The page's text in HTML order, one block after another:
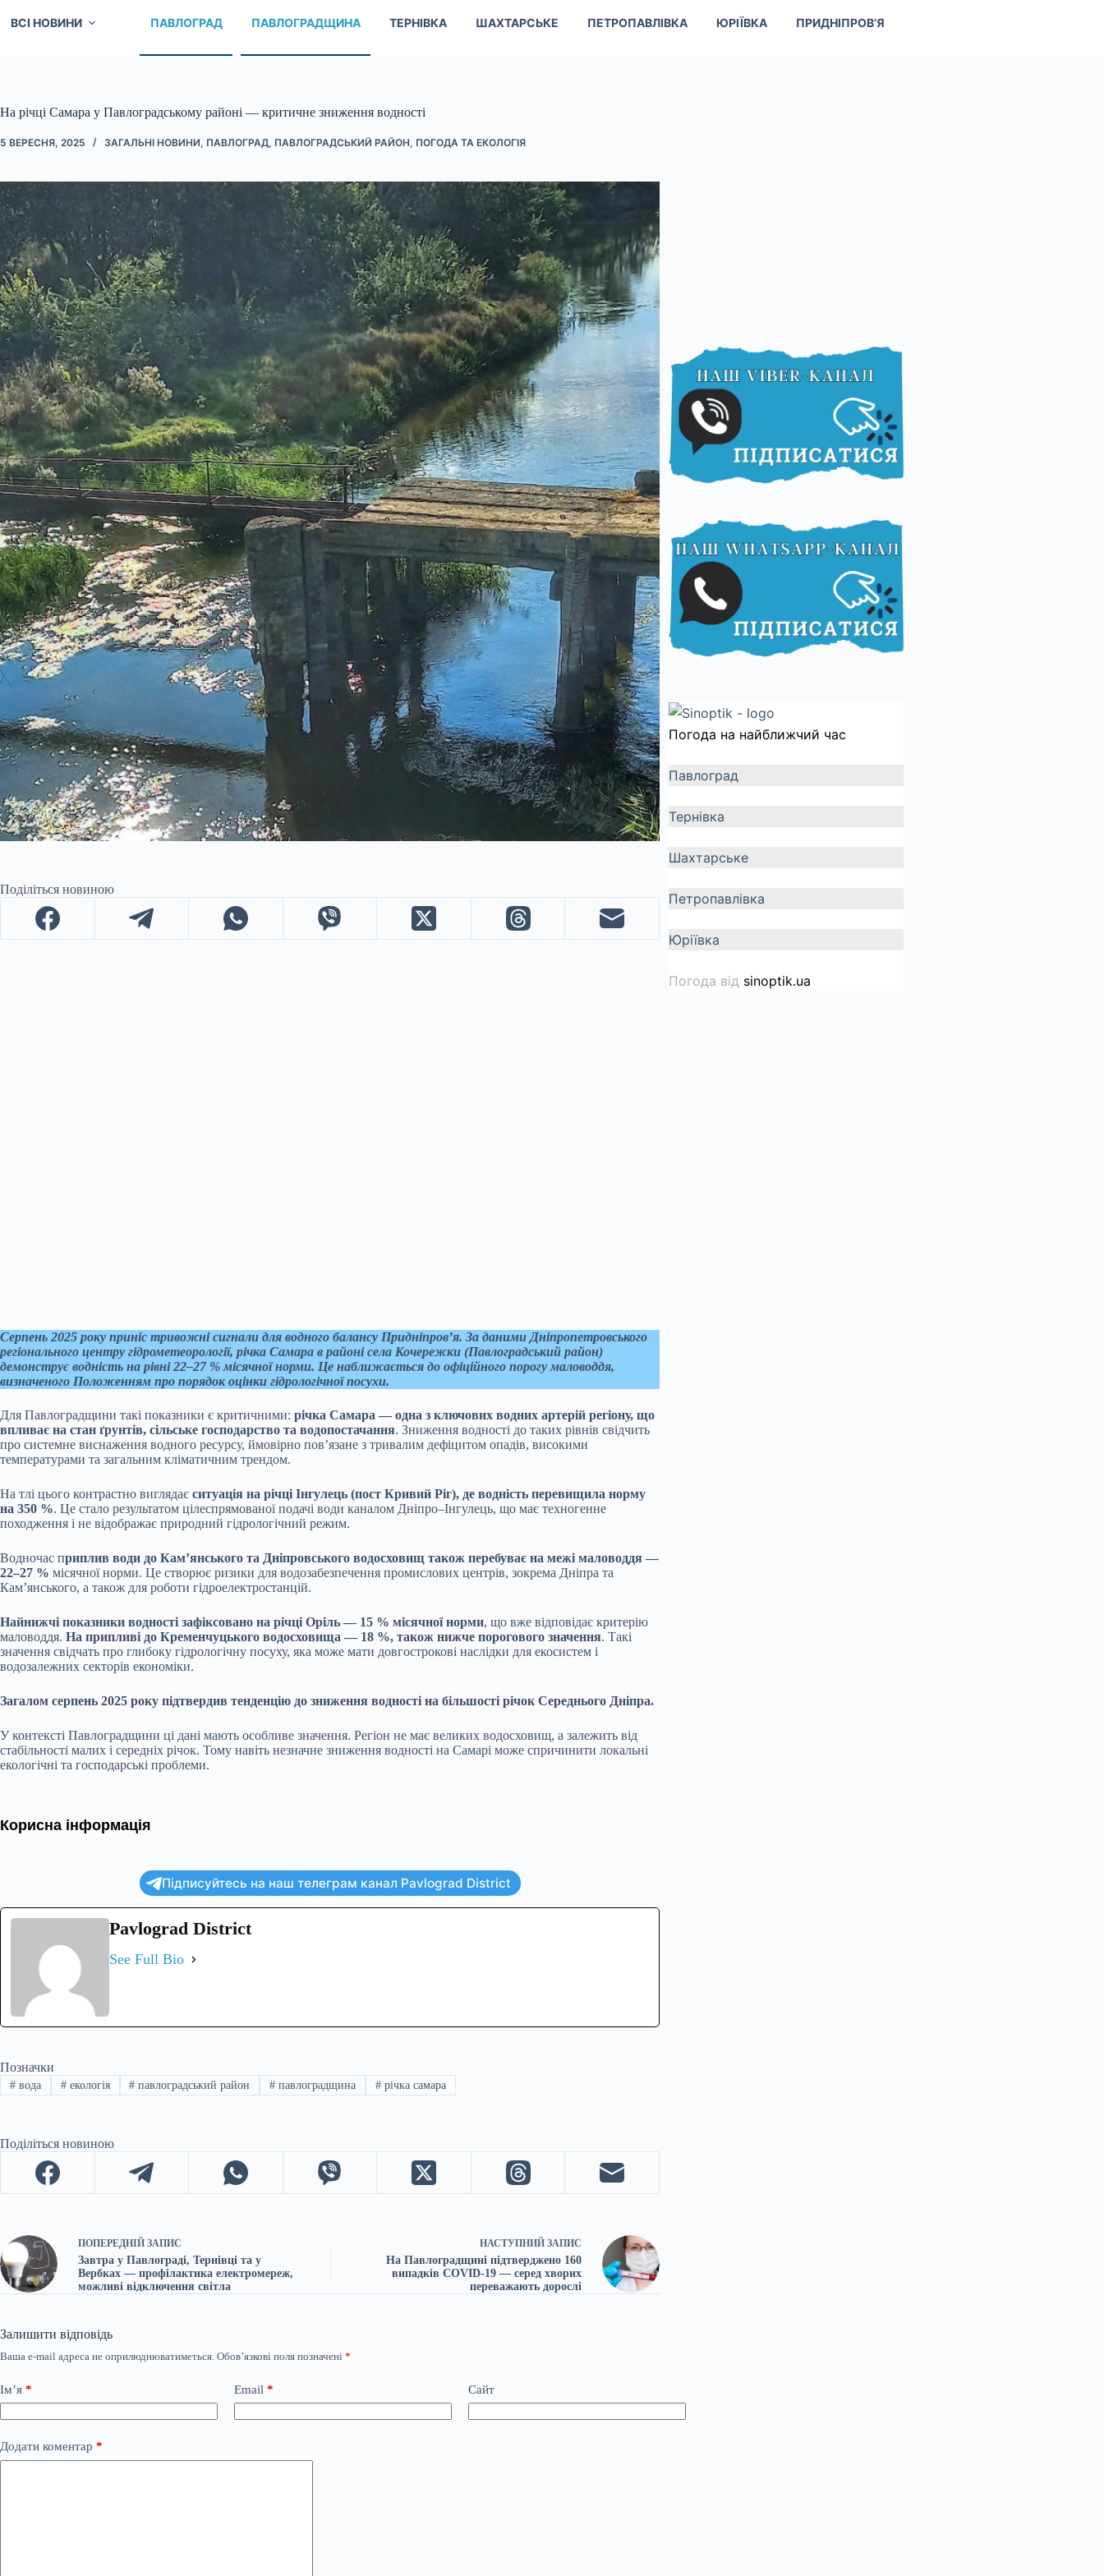
ВСІ НОВИНИ ПАВЛОГРАД ПАВЛОГРАДЩИНА ТЕРНІВКА ШАХТАРСЬКЕ ПЕТРОПАВЛІВКА ЮРІЇВКА ПРИДНІПРОВ’Я
На річці Самара у Павлоградському районі — критичне зниження водності
5 ВЕРЕСНЯ, 2025 ЗАГАЛЬНІ НОВИНИ, ПАВЛОГРАД, ПАВЛОГРАДСЬКИЙ РАЙОН, ПОГОДА ТА ЕКОЛОГІЯ
Поділіться новиною
Серпень 2025 року приніс тривожні сигнали для водного балансу Придніпров’я. За даними Дніпропетровського
регіонального центру гідрометеорології, річка Самара в районі села Кочережки (Павлоградський район)
демонструє водність на рівні 22–27 % місячної норми. Це наближається до офіційного порогу маловоддя,
визначеного Положенням про порядок оцінки гідрологічної посухи.
Для Павлоградщини такі показники є критичними: річка Самара — одна з ключових водних артерій регіону, що
впливає на стан ґрунтів, сільське господарство та водопостачання. Зниження водності до таких рівнів свідчить
про системне виснаження водного ресурсу, ймовірно пов’язане з тривалим дефіцитом опадів, високими
температурами та загальним кліматичним трендом.
На тлі цього контрастно виглядає ситуація на річці Інгулець (пост Кривий Ріг), де водність перевищила норму
на 350 %. Це стало результатом цілеспрямованої подачі води каналом Дніпро–Інгулець, що має техногенне
походження і не відображає природний гідрологічний режим.
Водночас приплив води до Кам’янського та Дніпровського водосховищ також перебуває на межі маловоддя —
22–27 % місячної норми. Це створює ризики для водозабезпечення промислових центрів, зокрема Дніпра та
Кам’янського, а також для роботи гідроелектростанцій.
Найнижчі показники водності зафіксовано на річці Оріль — 15 % місячної норми, що вже відповідає критерію
маловоддя. На припливі до Кременчуцького водосховища — 18 %, також нижче порогового значення. Такі
значення свідчать про глибоку гідрологічну посуху, яка може мати довгострокові наслідки для екосистем і
водозалежних секторів економіки.
Загалом серпень 2025 року підтвердив тенденцію до зниження водності на більшості річок Середнього Дніпра.
У контексті Павлоградщини ці дані мають особливе значення. Регіон не має великих водосховищ, а залежить від
стабільності малих і середніх річок. Тому навіть незначне зниження водності на Самарі може спричинити локальні
екологічні та господарські проблеми.
Корисна інформація
Підписуйтесь на наш телеграм канал Pavlograd District
Pavlograd District
See Full Bio
Позначки
#вода #екологія # павлоградський район # павлоградщина # річка самара
Поділіться новиною
ПОПЕРЕДНІЙ ЗАПИС
Завтра у Павлограді, Тернівці та у
Вербках — профілактика електромереж,
можливі відключення світла
НАСТУПНИЙ ЗАПИС
На Павлоградщині підтверджено 160
випадків COVID-19 — серед хворих
переважають дорослі
Залишити відповідь
Ваша e-mail адреса не оприлюднюватиметься. Обов’язкові поля позначені *
Ім’я * Email * Сайт
Додати коментар *
Погода на найближчий час
Павлоград
Тернівка
Шахтарське
Петропавлівка
Юріївка
Погода від sinoptik.ua